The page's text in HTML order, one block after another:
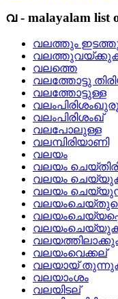
വ- malayalam list
വലത്തും
വലത്തെ
വലത്തോട്ടു
വലത്തോട്ടുള്ള
വലംപിരിശംഖ്
വലപോലുള്ള
വലമ്പിരിയാണി
വലയം
വലയം
വലയം
വലയം
വലയംവെക്കല്
വലയായ്‌
വലയാംശം
വലയിടല്